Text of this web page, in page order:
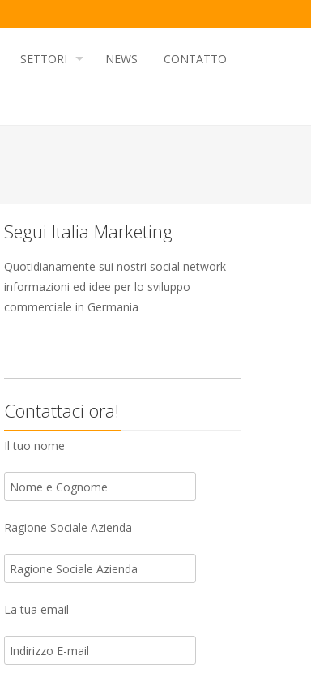
SETTORI NEWS CONTATTO
Segui Italia Marketing
Quotidianamente sui nostri social network
informazioni ed idee per lo sviluppo
commerciale in Germania
Contattaci ora!
Il tuo nome
Ragione Sociale Azienda
La tua email